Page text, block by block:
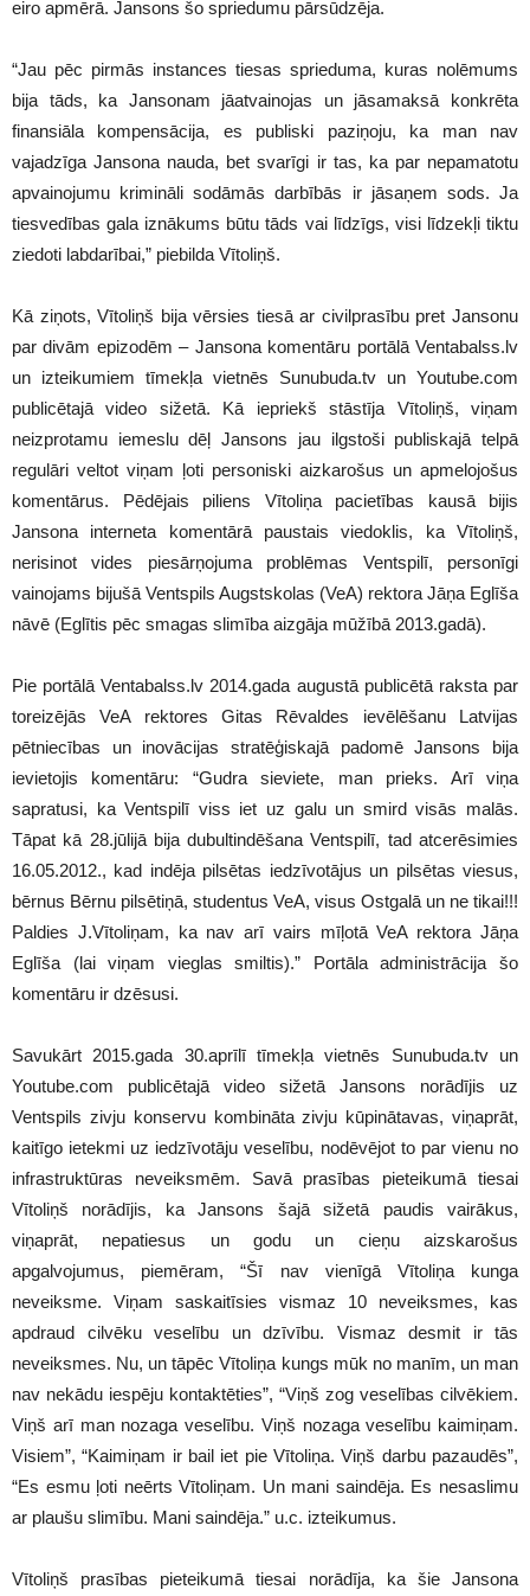
eiro apmērā. Jansons šo spriedumu pārsūdzēja.
“Jau pēc pirmās instances tiesas sprieduma, kuras nolēmums
bija tāds, ka Jansonam jāatvainojas un jāsamaksā konkrēta
finansiāla kompensācija, es publiski paziņoju, ka man nav
vajadzīga Jansona nauda, bet svarīgi ir tas, ka par nepamatotu
apvainojumu krimināli sodāmās darbībās ir jāsaņem sods. Ja
tiesvedības gala iznākums būtu tāds vai līdzīgs, visi līdzekļi tiktu
ziedoti labdarībai,” piebilda Vītoliņš.
Kā ziņots, Vītoliņš bija vērsies tiesā ar civilprasību pret Jansonu
par divām epizodēm – Jansona komentāru portālā Ventabalss.lv
un izteikumiem tīmekļa vietnēs Sunubuda.tv un Youtube.com
publicētajā video sižetā. Kā iepriekš stāstīja Vītoliņš, viņam
neizprotamu iemeslu dēļ Jansons jau ilgstoši publiskajā telpā
regulāri veltot viņam ļoti personiski aizkarošus un apmelojošus
komentārus. Pēdējais piliens Vītoliņa pacietības kausā bijis
Jansona interneta komentārā paustais viedoklis, ka Vītoliņš,
nerisinot vides piesārņojuma problēmas Ventspilī, personīgi
vainojams bijušā Ventspils Augstskolas (VeA) rektora Jāņa Eglīša
nāvē (Eglītis pēc smagas slimība aizgāja mūžībā 2013.gadā).
Pie portālā Ventabalss.lv 2014.gada augustā publicētā raksta par
toreizējās VeA rektores Gitas Rēvaldes ievēlēšanu Latvijas
pētniecības un inovācijas stratēģiskajā padomē Jansons bija
ievietojis komentāru: “Gudra sieviete, man prieks. Arī viņa
sapratusi, ka Ventspilī viss iet uz galu un smird visās malās.
Tāpat kā 28.jūlijā bija dubultindēšana Ventspilī, tad atcerēsimies
16.05.2012., kad indēja pilsētas iedzīvotājus un pilsētas viesus,
bērnus Bērnu pilsētiņā, studentus VeA, visus Ostgalā un ne tikai!!!
Paldies J.Vītoliņam, ka nav arī vairs mīļotā VeA rektora Jāņa
Eglīša (lai viņam vieglas smiltis).” Portāla administrācija šo
komentāru ir dzēsusi.
Savukārt 2015.gada 30.aprīlī tīmekļa vietnēs Sunubuda.tv un
Youtube.com publicētajā video sižetā Jansons norādījis uz
Ventspils zivju konservu kombināta zivju kūpinātavas, viņaprāt,
kaitīgo ietekmi uz iedzīvotāju veselību, nodēvējot to par vienu no
infrastruktūras neveiksmēm. Savā prasības pieteikumā tiesai
Vītoliņš norādījis, ka Jansons šajā sižetā paudis vairākus,
viņaprāt, nepatiesus un godu un cieņu aizskarošus
apgalvojumus, piemēram, “Šī nav vienīgā Vītoliņa kunga
neveiksme. Viņam saskaitīsies vismaz 10 neveiksmes, kas
apdraud cilvēku veselību un dzīvību. Vismaz desmit ir tās
neveiksmes. Nu, un tāpēc Vītoliņa kungs mūk no manīm, un man
nav nekādu iespēju kontaktēties”, “Viņš zog veselības cilvēkiem.
Viņš arī man nozaga veselību. Viņš nozaga veselību kaimiņam.
Visiem”, “Kaimiņam ir bail iet pie Vītoliņa. Viņš darbu pazaudēs”,
“Es esmu ļoti neērts Vītoliņam. Un mani saindēja. Es nesaslimu
ar plaušu slimību. Mani saindēja.” u.c. izteikumus.
Vītoliņš prasības pieteikumā tiesai norādīja, ka šie Jansona